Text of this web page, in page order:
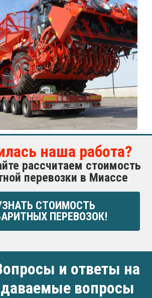
наша работа?
рассчитаем стоимость
перевозки в Миассе
СТОИМОСТЬ
ПЕРЕВОЗОК!
и ответы на
вопросы